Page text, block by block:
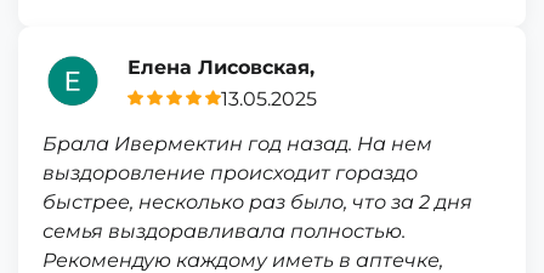
Елена Лисовская,
13.05.2025
Брала Ивермектин год назад. На нем
выздоровление происходит гораздо
быстрее, несколько раз было, что за 2 дня
семья выздоравливала полностью.
Рекомендую каждому иметь в аптечке,